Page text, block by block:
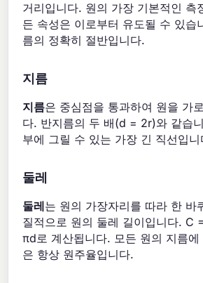
거리입니다. 원의 가장 기본적인 측
든 속성은 이로부터 유도될 수 있습
름의 정확히 절반입니다.
지름
지름은 중심점을 통과하여 원을 가
다. 반지름의 두 배(d = 2r)와 같습
부에 그릴 수 있는 가장 긴 직선입니
둘레
둘레는 원의 가장자리를 따라 한 바
질적으로 원의 둘레 길이입니다. C
πd로 계산됩니다. 모든 원의 지름
은 항상 원주율입니다.